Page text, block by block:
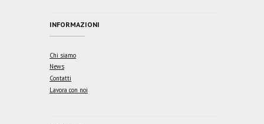
INFORMAZIONI
Chi siamo
News
Contatti
Lavora con noi